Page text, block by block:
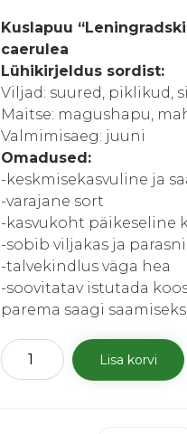
Kuslapuu
caerulea
Lühikirjeldus sordist:
Viljad: suured, piklikud,
Maitse: magushapu,
Valmimisaeg: juuni
Omadused:
-keskmisekasvuline ja
-varajane sort
-kasvukoht päikeseline
-sobib viljakas ja
-talvekindlus väga hea
-soovitatav istutada
parema saagi saamiseks
Kuslapuu
“Leningradski
Kulon“
Lisa korvi